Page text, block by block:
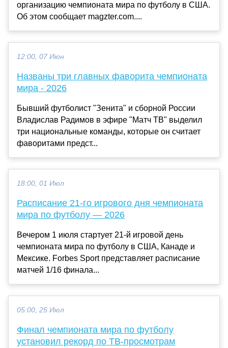
организацию чемпионата мира по футболу в США.
Об этом сообщает magzter.com....
12:00, 07 Июн
Названы три главных фаворита чемпионата
мира - 2026
Бывший футболист "Зенита" и сборной России
Владислав Радимов в эфире "Матч ТВ" выделил
три национальные команды, которые он считает
фаворитами предст...
18:00, 01 Июл
Расписание 21-го игрового дня чемпионата
мира по футболу — 2026
Вечером 1 июля стартует 21-й игровой день
чемпионата мира по футболу в США, Канаде и
Мексике. Forbes Sport представляет расписание
матчей 1/16 финала...
05:00, 25 Июл
Финал чемпионата мира по футболу
установил рекорд по ТВ-просмотрам